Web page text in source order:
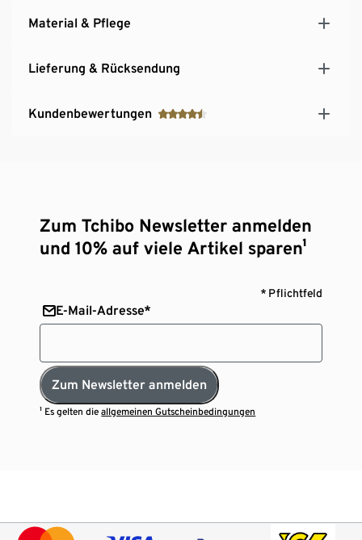
Material & Pflege
Lieferung & Rücksendung
Kundenbewertungen
Zum Tchibo Newsletter anmelden
und 10% auf viele Artikel sparen¹
* Pflichtfeld
E-Mail-Adresse*
Zum Newsletter anmelden
¹ Es gelten dieallgemeinen Gutscheinbedingungen